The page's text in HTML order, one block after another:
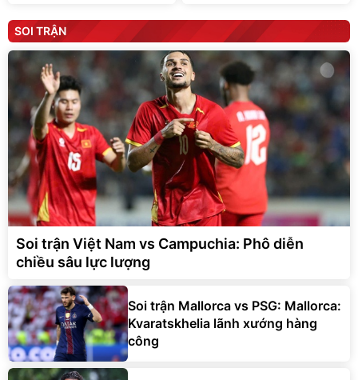
SOI TRẬN
Soi trận Việt Nam vs Campuchia: Phô diễn
chiều sâu lực lượng
Soi trận Mallorca vs PSG: Mallorca:
Kvaratskhelia lãnh xướng hàng
công